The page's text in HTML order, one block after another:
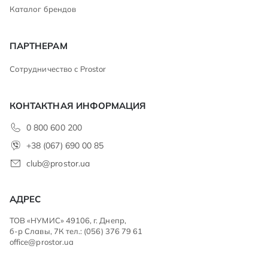
Каталог брендов
ПАРТНЕРАМ
Сотрудничество с Prostor
КОНТАКТНАЯ ИНФОРМАЦИЯ
0 800 600 200
+38 (067) 690 00 85
club@prostor.ua
АДРЕС
ТОВ «НУМИС» 49106, г. Днепр,
б-р Славы, 7К тел.: (056) 376 79 61
office@prostor.ua